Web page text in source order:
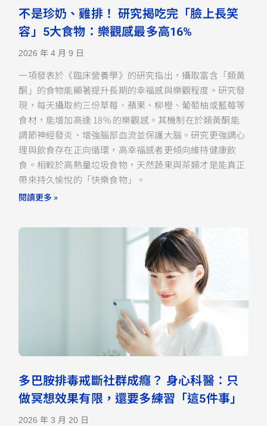
不是珍奶、雞排！ 研究揭吃完「臉上長笑
容」5大食物：樂觀感最多高16%
2026 年 4 月 9 日
一項發表於《臨床營養學》的研究指出，攝取富含「類黃
酮」的食物能顯著提升長期的幸福感與樂觀程度。研究發
現，每天攝取約三份草莓、蘋果、柳橙、葡萄柚或藍莓等
食材，能增加高達 18% 的樂觀感。其機制在於類黃酮能
調節神經發炎、增強腦部血流並保護大腦。研究更強調心
理與飲食存在正向循環，高幸福感者更傾向維持健康飲
食。相較於高熱量垃圾食物，天然蔬果與茶類才是能真正
帶來持久愉悅的「快樂食物」。
閱讀更多 »
多巴胺排毒戒斷社群成癮？ 身心科醫：只
做冥想效果有限，還要多練習「這5件事」
2026 年 3 月 20 日